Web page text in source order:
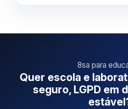
8sa para
Quer escola e
seguro, LGPD em